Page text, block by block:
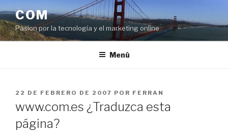
al
contenido
COM
Pasíon por la tecnología y el marketing online
Menú
PUBLICADO
22 DE FEBRERO DE 2007 POR FERRAN
www.com.es ¿Traduzca esta
página?